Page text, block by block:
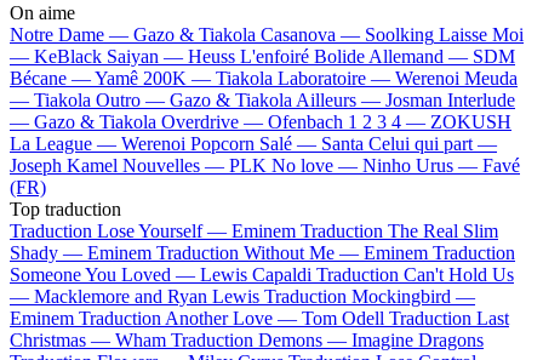
On aime
Notre Dame — Gazo & Tiakola Casanova — Soolking Laisse Moi
— KeBlack Saiyan — Heuss L'enfoiré Bolide Allemand — SDM
Bécane —Yamê 200K — Tiakola Laboratoire — Werenoi Meuda
— Tiakola Outro — Gazo & Tiakola Ailleurs — Josman Interlude
— Gazo & Tiakola Overdrive — Ofenbach 1 2 3 4 — ZOKUSH
La League — Werenoi Popcorn Salé — Santa Celui qui part —
Joseph Kamel Nouvelles — PLK No love — Ninho Urus — Favé
(FR)
Top traduction
Traduction Lose Yourself — Eminem Traduction The Real Slim
Shady — Eminem Traduction Without Me — Eminem Traduction
Someone You Loved — Lewis Capaldi Traduction Can't Hold Us
— Macklemore and Ryan Lewis Traduction Mockingbird —
Eminem Traduction Another Love — Tom Odell Traduction Last
Christmas — Wham Traduction Demons — Imagine Dragons